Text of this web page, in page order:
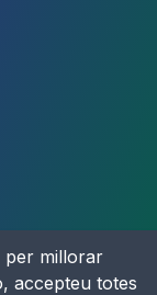
per millorar
accepteu totes